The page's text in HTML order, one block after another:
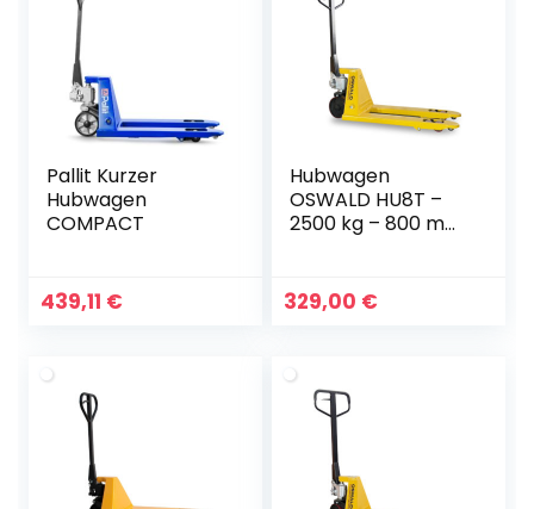
Pallit Kurzer
Hubwagen
COMPACT
439,11 €
Hubwagen
OSWALD HU8T –
2500 kg – 800 mm
329,00 €